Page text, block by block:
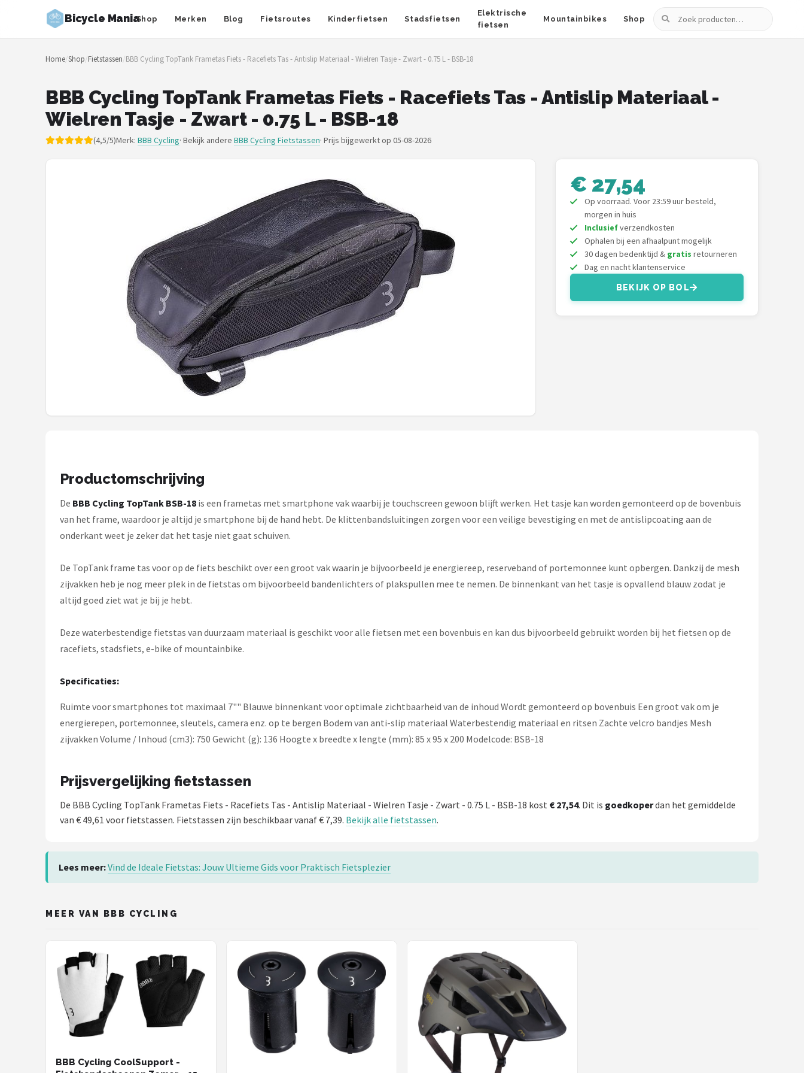
Bicycle ManiaShop Merken Blog Fietsroutes Kinderfietsen Stadsfietsen
Elektrische
fietsen
Mountainbikes Shop
Zoeken
Zoeken
NAVIGATIE
Merken
New Looxs
Schwalbe
Voltano
Shimano
Home/Shop/Fietstassen/BBB Cycling TopTank Frametas Fiets - Racefiets Tas - Antislip Materiaal - Wielren Tasje - Zwart - 0.75 L - BSB-18
BBB Cycling TopTank Frametas Fiets - Racefiets Tas - Antislip Materiaal -
Wielren Tasje - Zwart - 0.75 L - BSB-18
(4,5/5)Merk: BBB Cycling· Bekijk andere BBB Cycling Fietstassen· Prijs bijgewerkt op 05-08-2026
€ 27,54
Op voorraad. Voor 23:59 uur besteld,
morgen in huis
Inclusiefverzendkosten
Ophalen bij een afhaalpunt mogelijk
30 dagen bedenktijd & gratis retourneren
Dag en nacht klantenservice
BEKIJK OP BOL
Productomschrijving
De BBB Cycling TopTank BSB-18 is een frametas met smartphone vak waarbij je touchscreen gewoon blijft werken. Het tasje kan worden gemonteerd op de bovenbuis
van het frame, waardoor je altijd je smartphone bij de hand hebt. De klittenbandsluitingen zorgen voor een veilige bevestiging en met de antislipcoating aan de
onderkant weet je zeker dat het tasje niet gaat schuiven.
De TopTank frame tas voor op de fiets beschikt over een groot vak waarin je bijvoorbeeld je energiereep, reserveband of portemonnee kunt opbergen. Dankzij de mesh
zijvakken heb je nog meer plek in de fietstas om bijvoorbeeld bandenlichters of plakspullen mee te nemen. De binnenkant van het tasje is opvallend blauw zodat je
altijd goed ziet wat je bij je hebt.
Deze waterbestendige fietstas van duurzaam materiaal is geschikt voor alle fietsen met een bovenbuis en kan dus bijvoorbeeld gebruikt worden bij het fietsen op de
racefiets, stadsfiets, e-bike of mountainbike.
Specificaties:
Ruimte voor smartphones tot maximaal 7"" Blauwe binnenkant voor optimale zichtbaarheid van de inhoud Wordt gemonteerd op bovenbuis Een groot vak om je
energierepen, portemonnee, sleutels, camera enz. op te bergen Bodem van anti-slip materiaal Waterbestendig materiaal en ritsen Zachte velcro bandjes Mesh
zijvakken Volume / Inhoud (cm3): 750 Gewicht (g): 136 Hoogte x breedte x lengte (mm): 85 x 95 x 200 Modelcode: BSB-18
Prijsvergelijking fietstassen
De BBB Cycling TopTank Frametas Fiets - Racefiets Tas - Antislip Materiaal - Wielren Tasje - Zwart - 0.75 L - BSB-18 kost € 27,54. Dit is goedkoperdan het gemiddelde
van € 49,61 voor fietstassen. Fietstassen zijn beschikbaar vanaf € 7,39. Bekijk alle fietstassen.
Lees meer:Vind de Ideale Fietstas: Jouw Ultieme Gids voor Praktisch Fietsplezier
MEER VAN BBB CYCLING
BBB Cycling CoolSupport -